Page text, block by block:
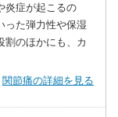
炎症が起こるの
った弾力性や保湿
割のほかにも、カ
関節痛の詳細を見る